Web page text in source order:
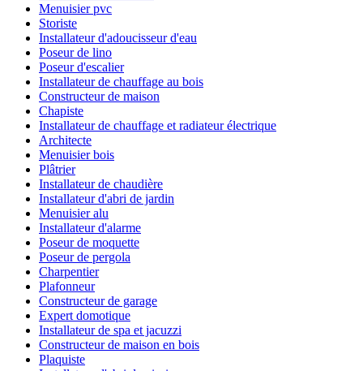
Menuisier pvc
Storiste
Installateur d'adoucisseur d'eau
Poseur de lino
Poseur d'escalier
Installateur de chauffage au bois
Constructeur de maison
Chapiste
Installateur de chauffage et radiateur électrique
Architecte
Menuisier bois
Plâtrier
Installateur de chaudière
Installateur d'abri de jardin
Menuisier alu
Installateur d'alarme
Poseur de moquette
Poseur de pergola
Charpentier
Plafonneur
Constructeur de garage
Expert domotique
Installateur de spa et jacuzzi
Constructeur de maison en bois
Plaquiste